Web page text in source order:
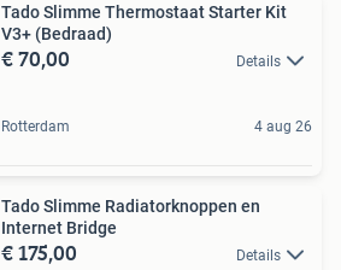
Tado Slimme Thermostaat Starter Kit
V3+ (Bedraad)
€ 70,00 Details
Rotterdam 4 aug 26
Tado Slimme Radiatorknoppen en
Internet Bridge
€ 175,00 Details